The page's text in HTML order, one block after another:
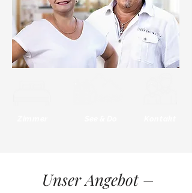
Unser Angebot –